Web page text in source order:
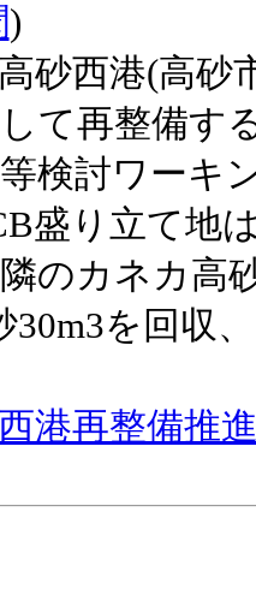
)
砂西港(高砂
て再整備す
検討ワーキ
盛り立て地
のカネカ高
30m3を回収
港再整備推